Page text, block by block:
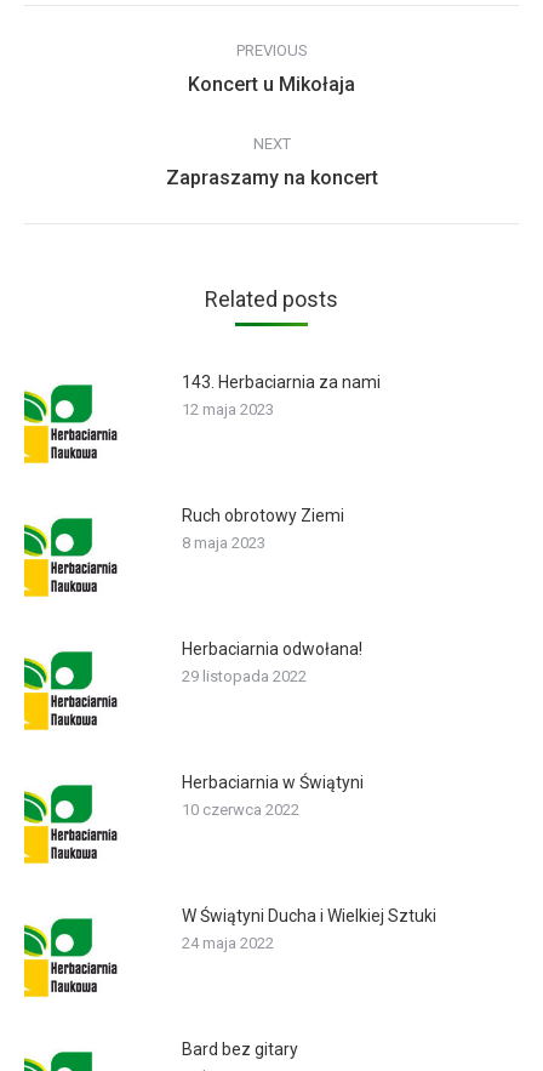
navigation
PREVIOUS
Previous
Koncert u Mikołaja
NEXT
Next
Zapraszamy na koncert
Related posts
143. Herbaciarnia za nami
12 maja 2023
Ruch obrotowy Ziemi
8 maja 2023
Herbaciarnia odwołana!
29 listopada 2022
Herbaciarnia w Świątyni
10 czerwca 2022
W Świątyni Ducha i Wielkiej Sztuki
24 maja 2022
Bard bez gitary